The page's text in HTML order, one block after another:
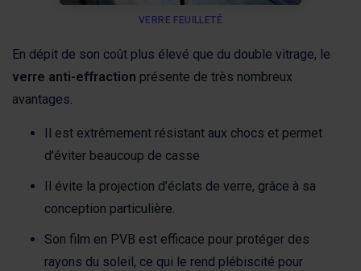
VERRE FEUILLETÉ
En dépit de son coût plus élevé que du double vitrage, le
verre anti-effraction présente de très nombreux
avantages.
Il est extrêmement résistant aux chocs et permet
d'éviter beaucoup de casse
Il évite la projection d’éclats de verre, grâce à sa
conception particulière.
Son film en PVB est efficace pour protéger des
rayons du soleil, ce qui le rend plébiscité pour